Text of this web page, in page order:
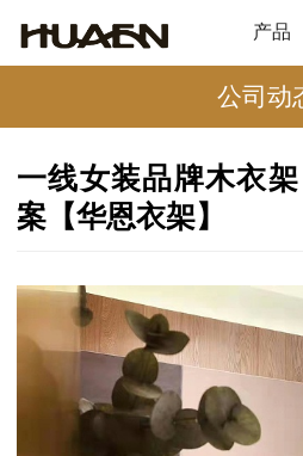
产品
公司动
一线女装品牌木衣
案【华恩衣架】